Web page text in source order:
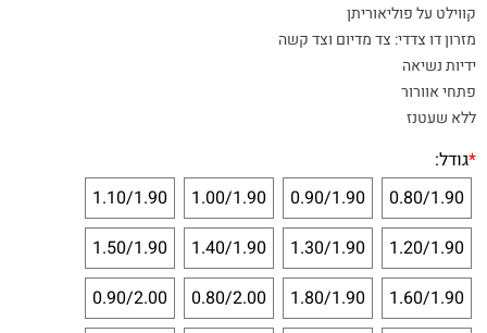
קווילט על פוליאוריתן
מזרון דו צדדי: צד מדיום וצד קשה
ידיות נשיאה
פתחי אוורור
ללא שעטנז
*גודל:
0.80/1.90
0.90/1.90
1.00/1.90
1.10/1.90
1.20/1.90
1.30/1.90
1.40/1.90
1.50/1.90
1.60/1.90
1.80/1.90
0.80/2.00
0.90/2.00